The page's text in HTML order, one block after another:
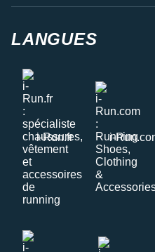
LANGUES
i-Run.fr i-